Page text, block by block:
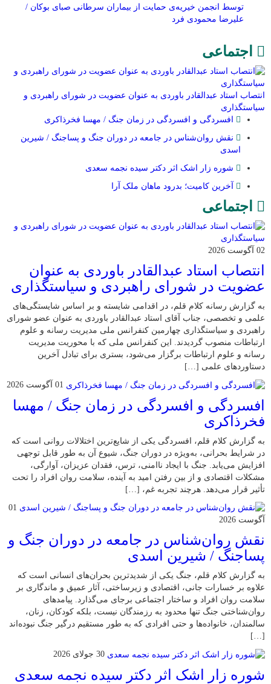
توسط انجمن خیریه‌ی حمایت از بیماران سرطانی صبای بوکان /
علیرضا محمودی فرد
اجتماعی
انتصاب استاد عبدالقادر باوردی به عنوان عضویت در شورای راهبردی و
سیاستگذاری
افسردگی و افسردگی در زمان جنگ / مهسا فخرذاکری
نقش روان‌شناس در جامعه در دوران جنگ و پساجنگ / شیرین
اسدی
شوره زار اشک اثر دکتر سیده نجمه سعدی
​آخرین کامیت؛ بدرود ماهان ملک آرا
اجتماعی
02 آگوست 2026
انتصاب استاد عبدالقادر باوردی به عنوان
عضویت در شورای راهبردی و سیاستگذاری
به گزارش رسانه کلام قلم، در اقدامی شایسته و بر اساس شایستگی‌های
علمی و تخصصی، جناب آقای استاد عبدالقادر باوردی به عنوان عضو شورای
راهبردی و سیاستگذاری چهارمین کنفرانس ملی مدیریت رسانه و علوم
ارتباطات منصوب گردیدند. این کنفرانس ملی که با محوریت مدیریت
رسانه و علوم ارتباطات برگزار می‌شود، بستری برای تبادل آخرین
دستاوردهای علمی […]
01 آگوست 2026
افسردگی و افسردگی در زمان جنگ / مهسا
فخرذاکری
به گزارش کلام قلم، افسردگی یکی از شایع‌ترین اختلالات روانی است که
در شرایط بحرانی، به‌ویژه در دوران جنگ، شیوع آن به طور قابل توجهی
افزایش می‌یابد. جنگ با ایجاد ناامنی، ترس، فقدان عزیزان، آوارگی،
مشکلات اقتصادی و از بین رفتن امید به آینده، سلامت روان افراد را تحت
تأثیر قرار می‌دهد. هرچند تجربه غم، […]
01
آگوست 2026
نقش روان‌شناس در جامعه در دوران جنگ و
پساجنگ / شیرین اسدی
به گزارش کلام قلم، جنگ یکی از شدیدترین بحران‌های انسانی است که
علاوه بر خسارات جانی، اقتصادی و زیرساختی، آثار عمیق و ماندگاری بر
سلامت روان افراد و ساختار اجتماعی برجای می‌گذارد. پیامدهای
روان‌شناختی جنگ تنها محدود به رزمندگان نیست، بلکه کودکان، زنان،
سالمندان، خانواده‌ها و حتی افرادی که به طور مستقیم درگیر جنگ نبوده‌اند
[…]
30 جولای 2026
شوره زار اشک اثر دکتر سیده نجمه سعدی